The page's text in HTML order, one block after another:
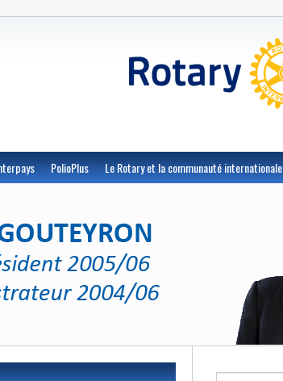
PolioPlus Le Rotary et la communauté internationale